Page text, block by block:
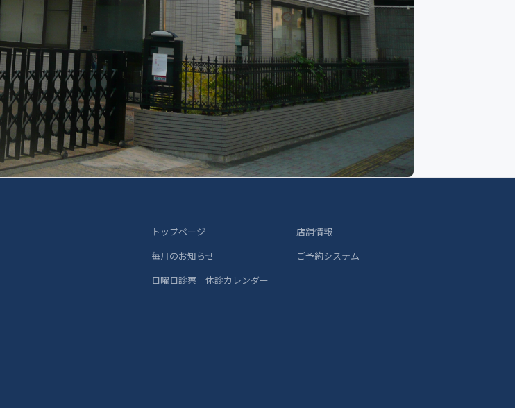
トップページ
毎月のお知らせ
日曜日診察 休診カレンダー
店舗情報
ご予約システム